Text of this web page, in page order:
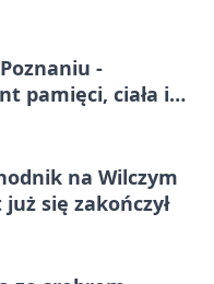
-
pamięci, ciała i
na Wilczym
się zakończył